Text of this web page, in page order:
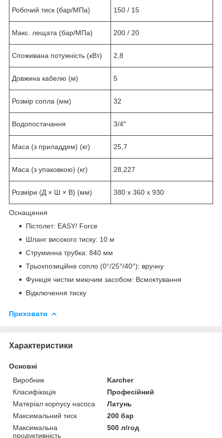
Робочий тиск (бар/МПа) 150 / 15
Макс. лещата (бар/МПа) 200 / 20
Споживана потужність (кВт) 2,8
Довжина кабелю (м) 5
Розмір сопла (мм) 32
Водопостачання 3/4″
Маса (з приладдям) (кг) 25,7
Маса (з упаковкою) (кг) 28,227
Розміри (Д × Ш × В) (мм) 380 x 360 x 930
Оснащення
Пістолет: EASY! Force
Шланг високого тиску: 10 м
Струминна трубка: 840 мм
Трьохпозиційне сопло (0°/25°/40°): вручну
Функція чистки миючим засобом: Всмоктування
Відключення тиску
Приховати
Характеристики
Основні
Виробник
Karcher
Класифікація
Професійний
Матеріал корпусу насоса
Латунь
Максимальний тиск
200 бар
Максимальна
продуктивність
500 л/год